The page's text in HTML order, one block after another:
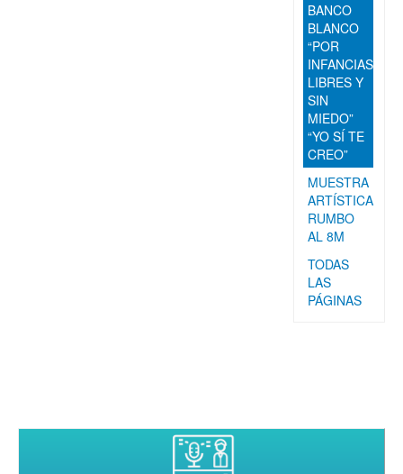
BANCO
BLANCO
“POR
INFANCIAS
LIBRES Y
SIN
MIEDO”
“YO SÍ TE
CREO”
MUESTRA
ARTÍSTICA
RUMBO
AL 8M
TODAS
LAS
PÁGINAS